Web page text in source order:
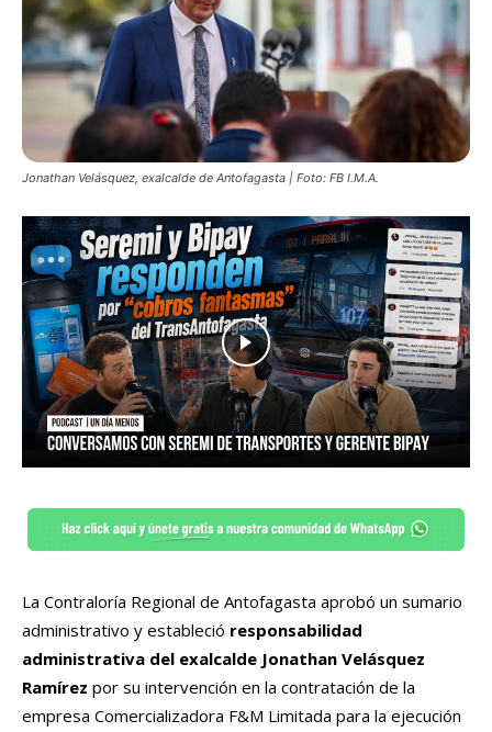
Jonathan Velásquez, exalcalde de Antofagasta | Foto: FB I.M.A.
La Contraloría Regional de Antofagasta aprobó un sumario
administrativo y estableció responsabilidad
administrativa del exalcalde Jonathan Velásquez
Ramírez por su intervención en la contratación de la
empresa Comercializadora F&M Limitada para la ejecución